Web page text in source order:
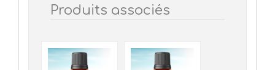
Produits associés